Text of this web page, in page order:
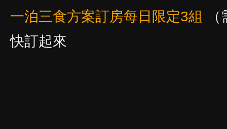
一泊三食方案訂房每日限定3組
快訂起來